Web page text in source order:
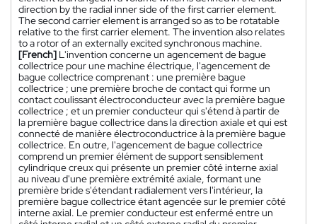
direction by the radial inner side of the first carrier element.
The second carrier element is arranged so as to be rotatable
relative to the first carrier element. The invention also relates
to a rotor of an externally excited synchronous machine.
[French] L'invention concerne un agencement de bague
collectrice pour une machine électrique, l'agencement de
bague collectrice comprenant : une première bague
collectrice ; une première broche de contact qui forme un
contact coulissant électroconducteur avec la première bague
collectrice ; et un premier conducteur qui s'étend à partir de
la première bague collectrice dans la direction axiale et qui est
connecté de manière électroconductrice à la première bague
collectrice. En outre, l'agencement de bague collectrice
comprend un premier élément de support sensiblement
cylindrique creux qui présente un premier côté interne axial
au niveau d'une première extrémité axiale, formant une
première bride s'étendant radialement vers l'intérieur, la
première bague collectrice étant agencée sur le premier côté
interne axial. Le premier conducteur est enfermé entre un